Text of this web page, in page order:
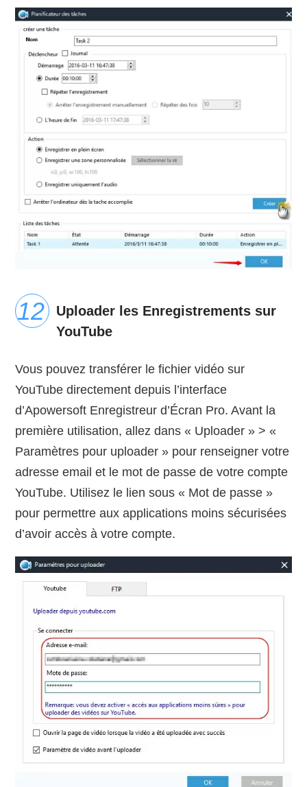
Uploader les Enregistrements sur
YouTube
Vous pouvez transférer le fichier vidéo sur
YouTube directement depuis l’interface
d’Apowersoft Enregistreur d’Écran Pro. Avant la
première utilisation, allez dans « Uploader » > «
Paramètres pour uploader » pour renseigner votre
adresse email et le mot de passe de votre compte
YouTube. Utilisez le lien sous « Mot de passe »
pour permettre aux applications moins sécurisées
d’avoir accès à votre compte.